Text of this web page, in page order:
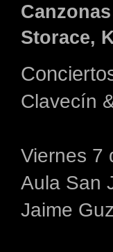
Storace,
Clavecín
Viernes 7
Aula San
Jaime